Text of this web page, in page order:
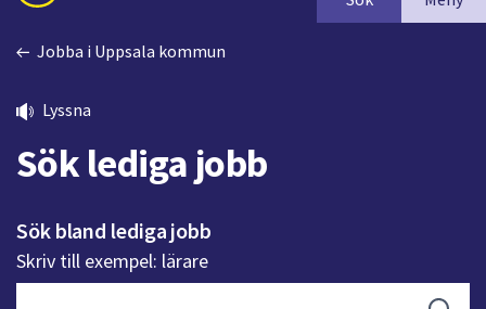
på
att
Jobba i Uppsala kommun
Lyssna
Sök lediga jobb
Sök bland lediga jobb
Skriv till exempel: lärare